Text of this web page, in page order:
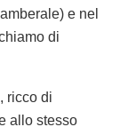
e nel
di
ricco di
allo stesso